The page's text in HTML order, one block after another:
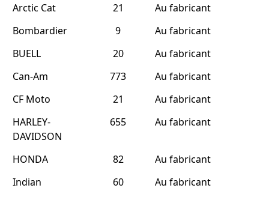
Arctic Cat 21
Au fabricant
Bombardier
9
Au fabricant
BUELL
20
Au fabricant
Can-Am
773
Au fabricant
CF Moto
21
Au fabricant
HARLEY-
DAVIDSON
655 Au fabricant
HONDA 82
Au fabricant
Indian
60
Au fabricant